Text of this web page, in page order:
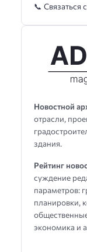
Новостной
отрасли,
здания.
Рейтинг
суждение
параметров:
планировки,
экономика и
📞 Связаться